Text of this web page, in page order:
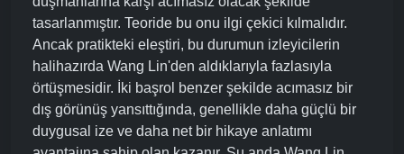
tasarlanmıştır. Teoride bu onu ilgi çekici kılmalıdır.
Ancak pratikteki eleştiri, bu durumun izleyicilerin
halihazırda Wang Lin'den aldıklarıyla fazlasıyla
örtüşmesidir. İki başrol benzer şekilde acımasız bir
dış görünüş yansıttığında, genellikle daha güçlü bir
duygusal ize ve daha net bir hikaye anlatımı